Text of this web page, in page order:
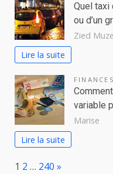
Quel taxi
ou d’un
Zied
Lire la suite
FINANCES
variable
Marise
Lire la suite
Page:
1 2 … 240 Next
»